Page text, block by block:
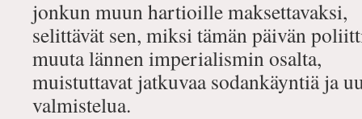
jonkun muun hartioille maksettavaksi,
selittävät sen, miksi tämän päivän
muuta lännen imperialismin osalta,
muistuttavat jatkuvaa sodankäyntiä ja
valmistelua.